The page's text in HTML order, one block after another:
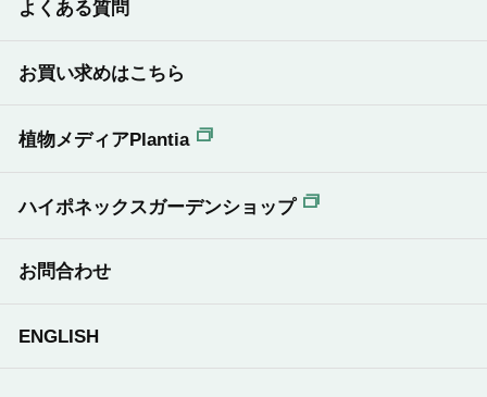
よくある質問
お買い求めはこちら
植物メディアPlantia
ハイポネックスガーデンショップ
お問合わせ
ENGLISH